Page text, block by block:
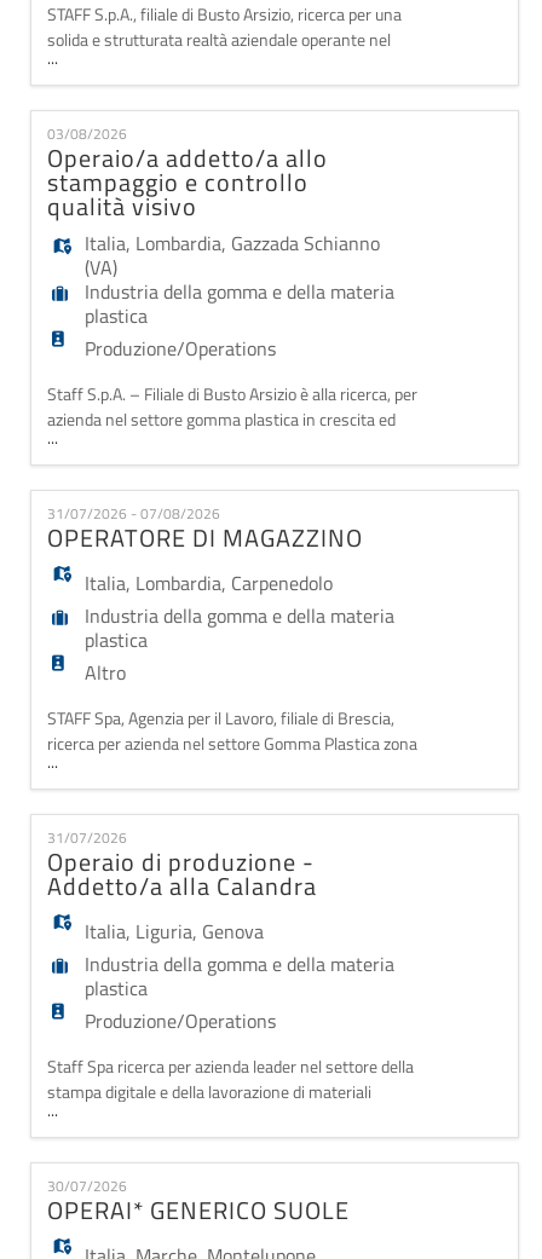
STAFF S.p.A., filiale di Busto Arsizio, ricerca per una
solida e strutturata realtà aziendale operante nel
settore Gomma Plastica, situata nei pressi
di Gazzada Schianno (VA), una figura da inserire
come: ADDETTO/A ALLA LOGISTICA DI MAGAZZINO
La risorsa selezionata sarà inserita nel team
logistico e si occuperà delle seguenti attività:
...
03/08/2026
Operaio/a addetto/a allo
stampaggio e controllo
qualità visivo
Italia, Lombardia, Gazzada Schianno
(VA)
Industria della gomma e della materia
plastica
Produzione/Operations
Staff S.p.A. – Filiale di Busto Arsizio è alla ricerca, per
azienda nel settore gomma plastica in crescita ed
espansione sita a Gazzada Schianno (VA), di un/una:
Operaio/a addetto/a allo stampaggio e controllo
qualità visivo Attività principali: - Gestione e
conduzione dei macchinari dedicati allo stampaggio di
componenti plastici; - Contr
...
31/07/2026 - 07/08/2026
OPERATORE DI MAGAZZINO
Italia, Lombardia, Carpenedolo
Industria della gomma e della materia
plastica
Altro
STAFF Spa, Agenzia per il Lavoro, filiale di Brescia,
ricerca per azienda nel settore Gomma Plastica zona
Carpenedolo (BS), un/a OPERATORE DI MAGAZZINO
RUOLO: Il candidato si occuperà di preparazione degli
ordini, movimentare la merce con il muletto frontale
o/e retrattile, carico e scarico dei materiali, controllo
della merce in entrata e in u
...
31/07/2026
Operaio di produzione -
Addetto/a alla Calandra
Italia, Liguria, Genova
Industria della gomma e della materia
plastica
Produzione/Operations
Staff Spa ricerca per azienda leader nel settore della
stampa digitale e della lavorazione di materiali
plastici, personale dinamico da inserire nel reparto
produttivo. Cerchiamo figure per la conduzione di
impianti per la lavorazione di materie plastiche
(calandratura e fustellatura su fustellatrici piane o
rotative). Cosa farai: - Conduzione e
...
30/07/2026
OPERAI* GENERICO SUOLE